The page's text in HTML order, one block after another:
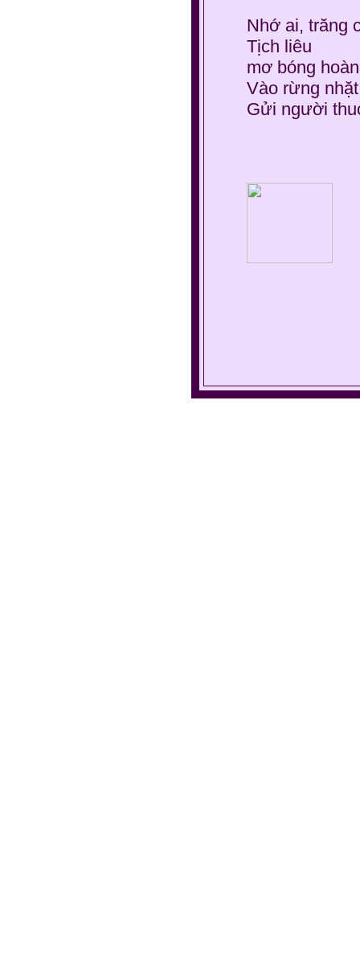
Nhớ ai, trăng
Tịch liêu
mơ bóng
Vào rừng
Gửi người